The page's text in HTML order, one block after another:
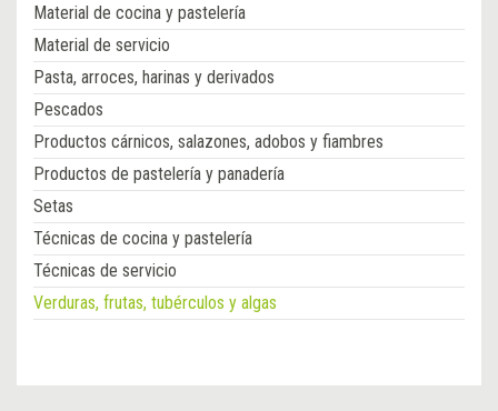
Material de cocina y pastelería
Material de servicio
Pasta, arroces, harinas y derivados
Pescados
Productos cárnicos, salazones, adobos y fiambres
Productos de pastelería y panadería
Setas
Técnicas de cocina y pastelería
Técnicas de servicio
Verduras, frutas, tubérculos y algas